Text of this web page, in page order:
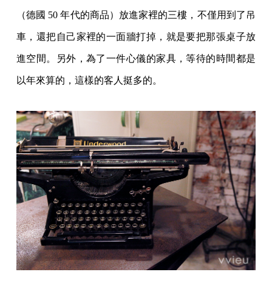
（德國 50 年代的商品）放進家裡的三樓，不僅用到了吊
車，還把自己家裡的一面牆打掉，就是要把那張桌子放
進空間。另外，為了一件心儀的家具，等待的時間都是
以年來算的，這樣的客人挺多的。